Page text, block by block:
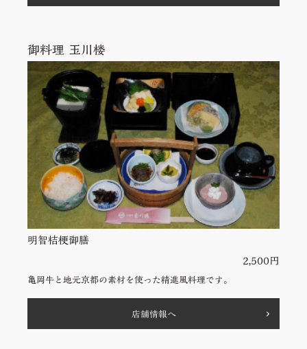
御料理 ⽟川楼
明智桔梗御膳
2,500円
亀岡牛と地元京都の素材を使った精進風料理です。
店舗情報へ